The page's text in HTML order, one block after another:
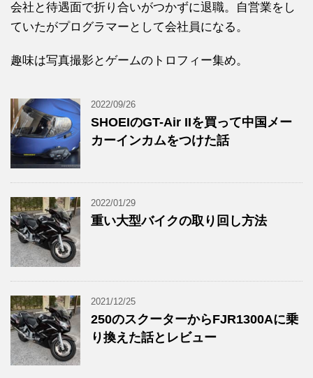
会社と待遇面で折り合いがつかずに退職。自営業をし
ていたがプログラマーとして会社員になる。
趣味は写真撮影とゲームのトロフィー集め。
2022/09/26
SHOEIのGT-Air IIを買って中国メー
カーインカムをつけた話
2022/01/29
重い大型バイクの取り回し方法
2021/12/25
250のスクーターからFJR1300Aに乗
り換えた話とレビュー